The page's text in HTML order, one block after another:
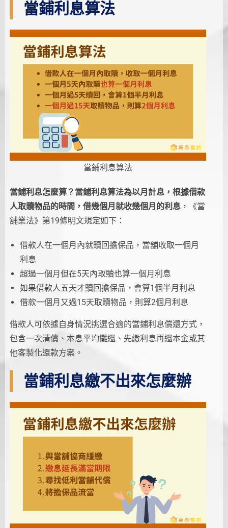
當鋪利息算法
當鋪利息算法
當鋪利息怎麼算？當鋪利息算法為以月計息，根據借款
人取贖物品的時間，借幾個月就收幾個月的利息，《當
舖業法》第19條明文規定如下：
借款人在一個月內就贖回擔保品，當舖收取一個月
利息
超過一個月但在5天內取贖也算一個月利息
如果借款人五天才贖回擔保品，會算1個半月利息
借款一個月又過15天取贖物品，則算2個月利息
借款人可依據自身情況挑選合適的當鋪利息償還方式，
包含一次清償、本息平均攤還、先繳利息再還本金或其
他客製化還款方案。
當鋪利息繳不出來怎麼辦